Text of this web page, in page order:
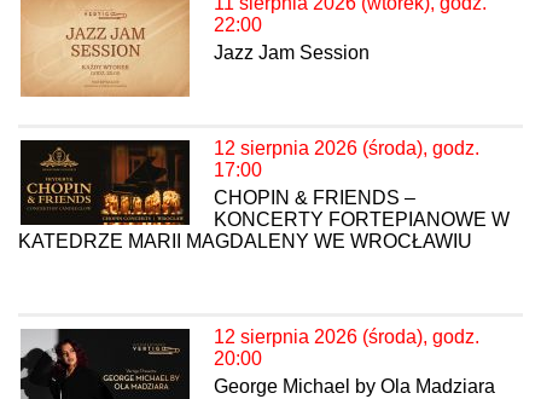
22:00
Jazz Jam Session
12 sierpnia 2026 (środa), godz.
17:00
CHOPIN & FRIENDS –
KONCERTY FORTEPIANOWE W
KATEDRZE MARII MAGDALENY WE WROCŁAWIU
12 sierpnia 2026 (środa), godz.
20:00
George Michael by Ola Madziara